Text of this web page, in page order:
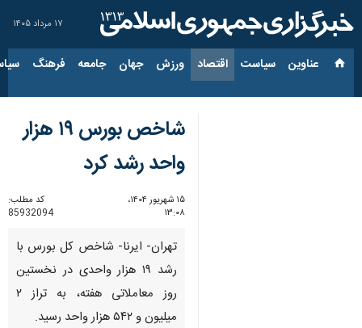
۱۷ مرداد ۱۴۰۵
عناوین‌ سیاست اقتصاد ورزش جهان جامعه فرهنگ
شاخص بورس ۱۹ هزار
واحد رشد کرد
۱۵ شهریور ۱۴۰۴،
۱۳:۰۸
کد مطلب:
85932094
تهران- ایرنا- شاخص کل بورس با
رشد ۱۹ هزار واحدی در نخستین
روز معاملاتی هفته، به تراز ۲
میلیون و ۵۴۲ هزار واحد رسید.